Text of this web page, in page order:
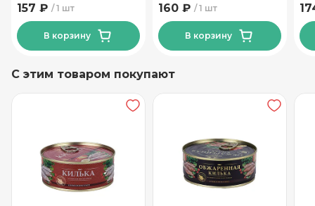
1 шт
157 ₽
В корзину
1 шт
160 ₽
В корзину
С этим товаром покупают